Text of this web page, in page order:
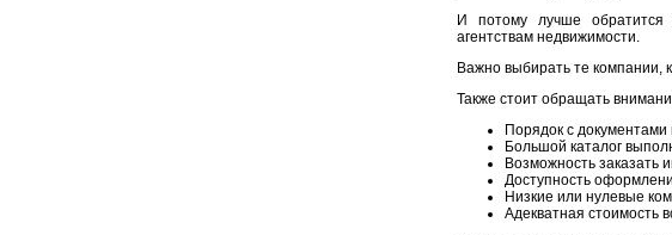
И потому лучше
агентствам недвижимости.
Важно выбирать те компании,
Также стоит обращать
Порядок с
Большой каталог
Возможность заказать
Доступность
Низкие или нулевые
Адекватная стоимость